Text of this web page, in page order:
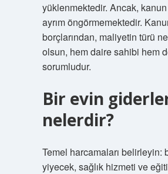
yüklenmektedir. Ancak,
ayrım öngörmemektedir.
borçlarından, maliyetin türü
olsun, hem daire sahibi hem
sorumludur.
Bir evin
nelerdir?
Temel harcamaları belirleyin:
yiyecek, sağlık hizmeti ve